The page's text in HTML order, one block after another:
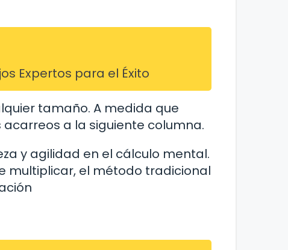
Expertos para el Éxito
tamaño. A medida que
a la siguiente columna.
y agilidad en el cálculo mental.
multiplicar, el método tradicional